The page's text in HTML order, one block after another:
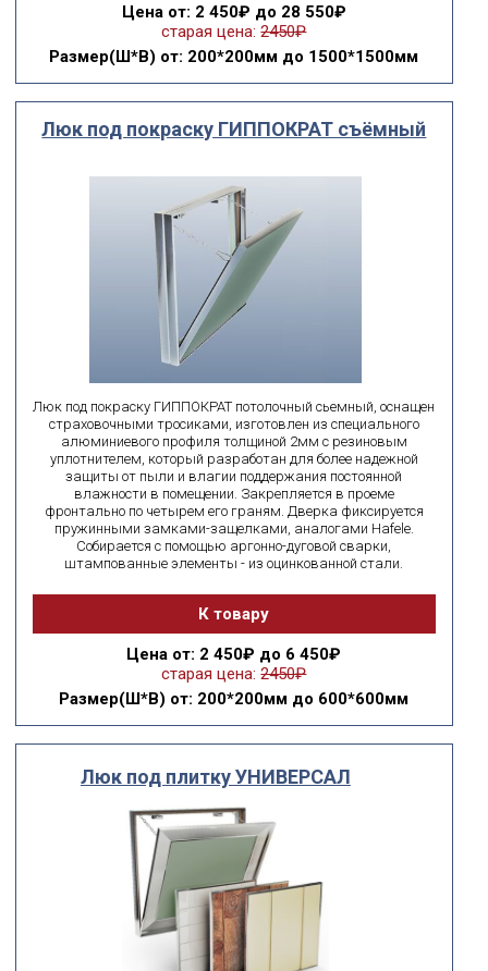
Ценаот: 2 450₽ до 28 550₽
старая цена: 2450₽
Размер(Ш*В) от: 200*200мм до 1500*1500мм
Люк под покраску ГИППОКРАТ съёмный
Люк под покраску ГИППОКРАТ потолочный сьемный, оснащен
страховочными тросиками, изготовлен из специального
алюминиевого профиля толщиной 2мм с резиновым
уплотнителем, который разработан для более надежной
защиты от пыли и влагии поддержания постоянной
влажности в помещении. Закрепляется в проеме
фронтально по четырем его граням. Дверка фиксируется
пружинными замками-защелками, аналогами Hafele.
Собирается с помощью аргонно-дуговой сварки,
штампованные элементы - из оцинкованной стали.
К товару
Цена от: 2 450₽ до 6 450₽
старая цена: 2450₽
Размер(Ш*В) от: 200*200мм до 600*600мм
Люк под плитку УНИВЕРСАЛ